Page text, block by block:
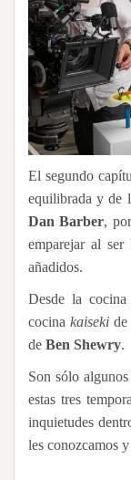
El segundo
equilibrada y de
Dan Barber,
emparejar al
añadidos.
Desde la
cocina kaisekide
de Ben Shewry.
Son sólo
estas tres
inquietudes
les conozcamos